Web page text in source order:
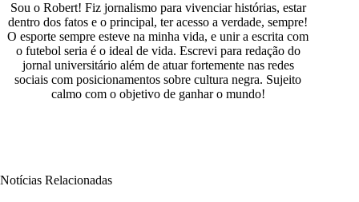
Sou o Robert! Fiz jornalismo para vivenciar histórias, estar
dentro dos fatos e o principal, ter acesso a verdade, sempre!
O esporte sempre esteve na minha vida, e unir a escrita com
o futebol seria é o ideal de vida. Escrevi para redação do
jornal universitário além de atuar fortemente nas redes
sociais com posicionamentos sobre cultura negra. Sujeito
calmo com o objetivo de ganhar o mundo!
Notícias Relacionadas